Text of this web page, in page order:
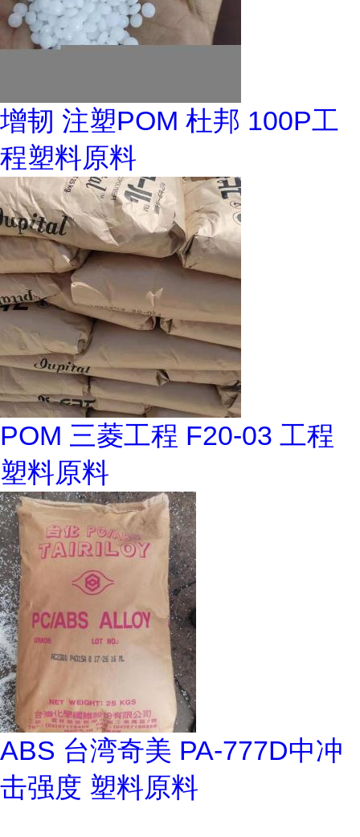
增韧 注塑POM 杜邦 100P工
程塑料原料
POM 三菱工程 F20-03 工程
塑料原料
ABS 台湾奇美 PA-777D中冲
击强度 塑料原料